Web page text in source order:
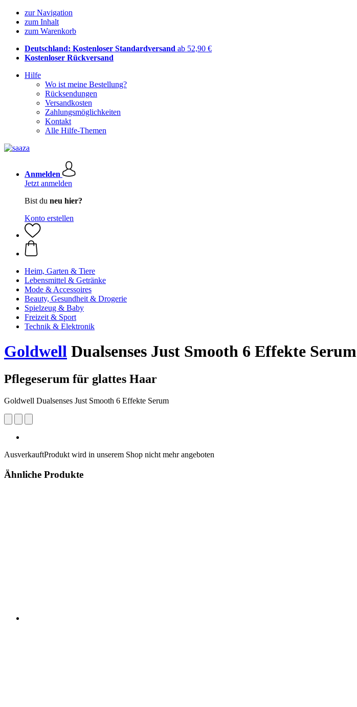
zur Navigation
zum Inhalt
zum Warenkorb
Deutschland: Kostenloser Standardversand ab 52,90 €
Kostenloser Rückversand
Hilfe
Wo ist meine Bestellung?
Rücksendungen
Versandkosten
Zahlungsmöglichkeiten
Kontakt
Alle Hilfe-Themen
Anmelden
Jetzt anmelden
Bist du neu hier?
Konto erstellen
Heim, Garten & Tiere
Lebensmittel & Getränke
Mode & Accessoires
Beauty, Gesundheit & Drogerie
Spielzeug & Baby
Freizeit & Sport
Technik & Elektronik
Goldwell Dualsenses Just Smooth 6 Effekte Serum
Pflegeserum für glattes Haar
Goldwell Dualsenses Just Smooth 6 Effekte Serum
AusverkauftProdukt wird in unserem Shop nicht mehr angeboten
Ähnliche Produkte